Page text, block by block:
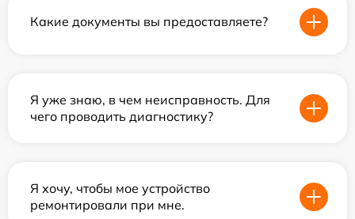
Какие документы вы предоставляете?
Я уже знаю, в чем неисправность. Для
чего проводить диагностику?
Я хочу, чтобы мое устройство
ремонтировали при мне.